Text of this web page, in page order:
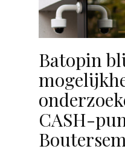
Batopin
CASH-